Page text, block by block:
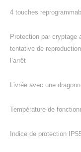
4 touches
Protection par cryptage
tentative de
l’arrêt
Livrée avec une
Température de
Indice de protection